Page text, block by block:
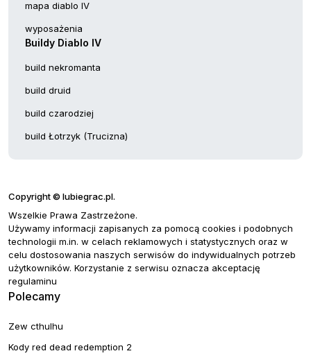
mapa diablo IV
wyposażenia
Buildy Diablo IV
build nekromanta
build druid
build czarodziej
build Łotrzyk (Trucizna)
Copyright © lubiegrac.pl.
Wszelkie Prawa Zastrzeżone.
Używamy informacji zapisanych za pomocą cookies i podobnych
technologii m.in. w celach reklamowych i statystycznych oraz w
celu dostosowania naszych serwisów do indywidualnych potrzeb
użytkowników. Korzystanie z serwisu oznacza akceptację
regulaminu
Polecamy
Zew cthulhu
Kody red dead redemption 2